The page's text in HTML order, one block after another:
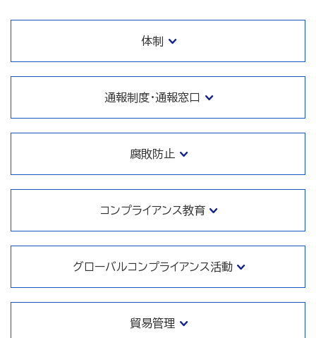
体制
通報制度・通報窓口
腐敗防止
コンプライアンス教育
グローバルコンプライアンス活動
貿易管理